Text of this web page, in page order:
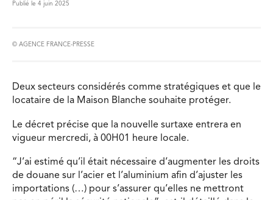
Publié le 4 juin 2025
© AGENCE FRANCE-PRESSE
Deux secteurs considérés comme stratégiques et que le
locataire de la Maison Blanche souhaite protéger.
Le décret précise que la nouvelle surtaxe entrera en
vigueur mercredi, à 00H01 heure locale.
“J’ai estimé qu’il était nécessaire d’augmenter les droits
de douane sur l’acier et l’aluminium afin d’ajuster les
importations (…) pour s’assurer qu’elles ne mettront